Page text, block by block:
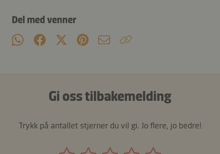
Del med venner
Gi oss tilbakemelding
Trykk på antallet stjerner du vil gi. Jo flere, jo bedre!